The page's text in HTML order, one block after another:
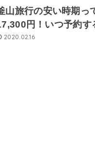
山旅行の安い時期っ
円！いつ予約す
2020.02.16